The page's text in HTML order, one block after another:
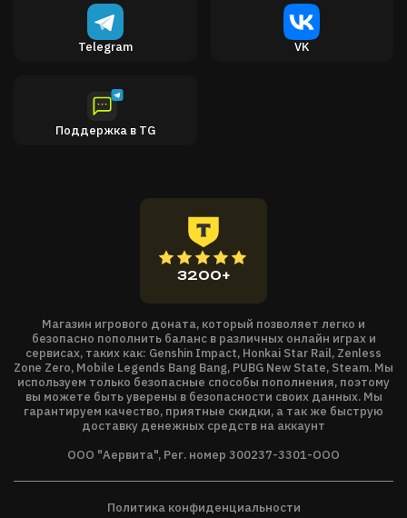
определенного персонажа в данный момент.
Освойте новые земли в дополнении «Shivering Isles»
Сразитесь с множествов новых врагов в дополнении
давно. Вам доверена миссия по возрождению ордена и
возвращении ему былой славы.
Магазин игрового доната, который позволяет легко и
безопасно пополнить баланс в различных онлайн играх и
сервисах, таких как: Genshin Impact, Honkai Star Rail, Zenless
Zone Zero, Mobile Legends Bang Bang, PUBG New State, Steam. Мы
используем только безопасные способы пополнения, поэтому
вы можете быть уверены в безопасности своих данных. Мы
гарантируем качество, приятные скидки, а так же быструю
доставку денежных средств на аккаунт
ООО "Аервита", Рег. номер 300237-3301-ООО
3200+
Telegram VK
Поддержка в TG
Политика конфиденциальности